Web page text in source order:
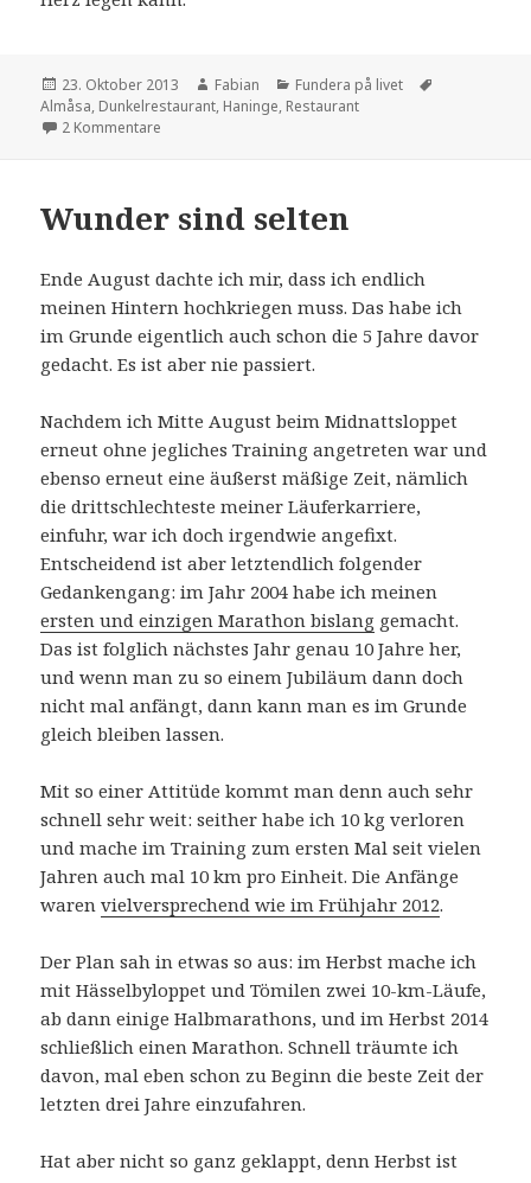
Veröffentlicht
am
23. Oktober 2013 Autor
Fabian Kategorien
Fundera på livet
Almåsa, Dunkelrestaurant, Haninge, Restaurant
2 Kommentare
Wunder sind selten
Ende August dachte ich mir, dass ich endlich
meinen Hintern hochkriegen muss. Das habe ich
im Grunde eigentlich auch schon die 5 Jahre davor
gedacht. Es ist aber nie passiert.
Nachdem ich Mitte August beim Midnattsloppet
erneut ohne jegliches Training angetreten war und
ebenso erneut eine äußerst mäßige Zeit, nämlich
die drittschlechteste meiner Läuferkarriere,
einfuhr, war ich doch irgendwie angefixt.
Entscheidend ist aber letztendlich folgender
Gedankengang: im Jahr 2004 habe ich meinen
ersten und einzigen Marathon bislang gemacht.
Das ist folglich nächstes Jahr genau 10 Jahre her,
und wenn man zu so einem Jubiläum dann doch
nicht mal anfängt, dann kann man es im Grunde
gleich bleiben lassen.
Mit so einer Attitüde kommt man denn auch sehr
schnell sehr weit: seither habe ich 10 kg verloren
und mache im Training zum ersten Mal seit vielen
Jahren auch mal 10 km pro Einheit. Die Anfänge
warenvielversprechend wie im Frühjahr 2012.
Der Plan sah in etwas so aus: im Herbst mache ich
mit Hässelbyloppet und Tömilen zwei 10-km-Läufe,
ab dann einige Halbmarathons, und im Herbst 2014
schließlich einen Marathon. Schnell träumte ich
davon, mal eben schon zu Beginn die beste Zeit der
letzten drei Jahre einzufahren.
Hat aber nicht so ganz geklappt, denn Herbst ist